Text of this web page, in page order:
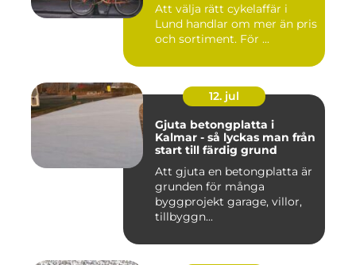
Att välja rätt cykelaffär i
Lund handlar om mer än pris
och sortiment. För ...
12. jul
Gjuta betongplatta i
Kalmar - så lyckas man från
start till färdig grund
Att gjuta en betongplatta är
grunden för många
byggprojekt garage, villor,
tillbyggn...